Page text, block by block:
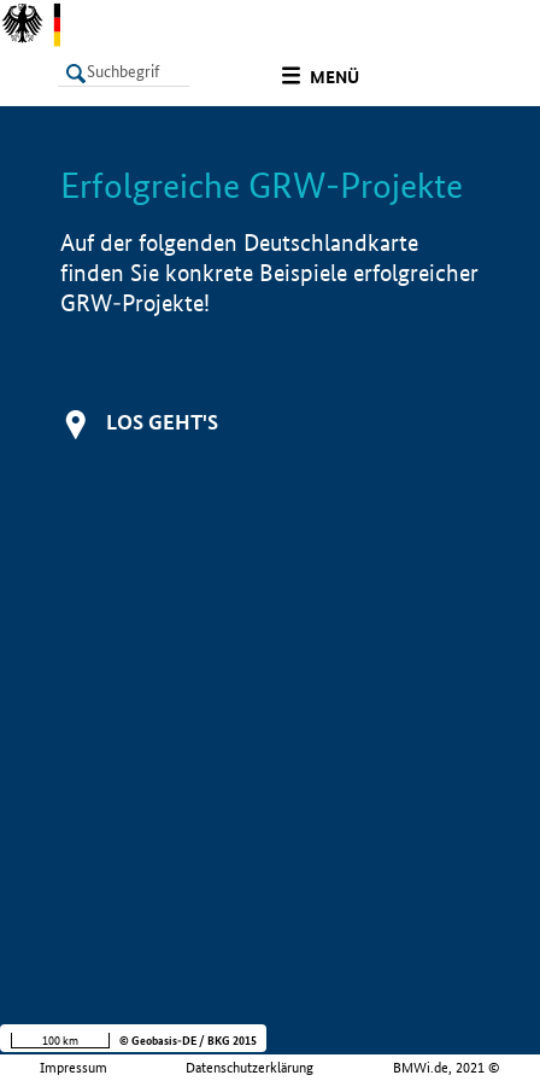
MENÜ
LISTE Info
Erfolgreiche GRW-Projekte
Auf der folgenden Deutschlandkarte
finden Sie konkrete Beispiele erfolgreicher
GRW-Projekte!
LOS GEHT'S
Impressum Datenschutzerklärung BMWi.de, 2021 ©
100 km © Geobasis-DE / BKG 2015